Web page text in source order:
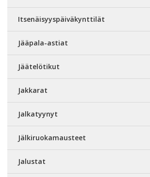
Itsenäisyyspäiväkynttilät
Jääpala-astiat
Jäätelötikut
Jakkarat
Jalkatyynyt
Jälkiruokamausteet
Jalustat